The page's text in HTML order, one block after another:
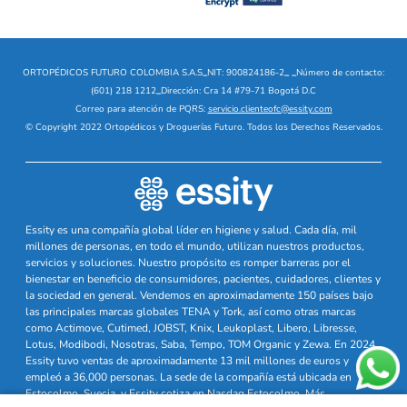
ORTOPÉDICOS FUTURO COLOMBIA S.A.S_NIT: 900824186-2_ _Número de contacto:
(601) 218 1212_Dirección: Cra 14 #79-71 Bogotá D.C
Correo para atención de PQRS: servicio.clienteofc@essity.com
© Copyright 2022 Ortopédicos y Droguerías Futuro. Todos los Derechos Reservados.
Essity es una compañía global líder en higiene y salud. Cada día, mil
millones de personas, en todo el mundo, utilizan nuestros productos,
servicios y soluciones. Nuestro propósito es romper barreras por el
bienestar en beneficio de consumidores, pacientes, cuidadores, clientes y
la sociedad en general. Vendemos en aproximadamente 150 países bajo
las principales marcas globales TENA y Tork, así como otras marcas
como Actimove, Cutimed, JOBST, Knix, Leukoplast, Libero, Libresse,
Lotus, Modibodi, Nosotras, Saba, Tempo, TOM Organic y Zewa. En 2024,
Essity tuvo ventas de aproximadamente 13 mil millones de euros y
empleó a 36,000 personas. La sede de la compañía está ubicada en
Estocolmo, Suecia, y Essity cotiza en Nasdaq Estocolmo. Más